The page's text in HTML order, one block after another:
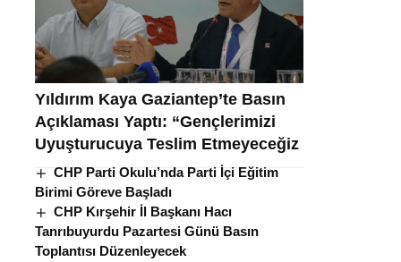
Yıldırım Kaya Gaziantep’te Basın
Açıklaması Yaptı: “Gençlerimizi
Uyuşturucuya Teslim Etmeyeceğiz
CHP Parti Okulu’nda Parti İçi Eğitim
Birimi Göreve Başladı
CHP Kırşehir İl Başkanı Hacı
Tanrıbuyurdu Pazartesi Günü Basın
Toplantısı Düzenleyecek